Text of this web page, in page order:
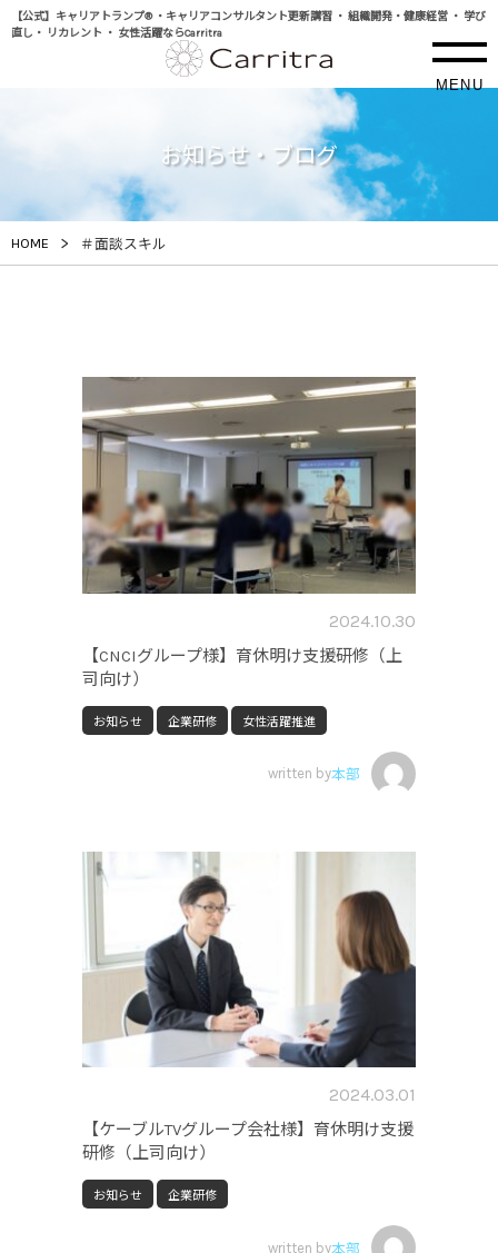
【公式】キャリアトランプ® ・キャリアコンサルタント更新講習 ・ 組織開発・健康経営 ・ 学び
直し・ リカレント ・ 女性活躍ならCarritra
MENU
お知らせ・ブログ
HOME > ＃面談スキル
2024.10.30
【CNCIグループ様】育休明け支援研修（上
司向け）
お知らせ 企業研修 女性活躍推進
written by本部
2024.03.01
【ケーブルTVグループ会社様】育休明け支援
研修（上司向け）
お知らせ 企業研修
written by本部